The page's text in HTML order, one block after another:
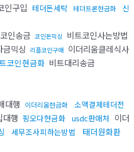
인구입 테더돈세탁 테더트론현금화
신
인송금 코인돈믹싱 비트코인사는방법
금믹싱 리플코인구매 이더리움클레식사
코인현금화 비트대리송금
대행 이더리움현금화
소액결제테더전
대행 핑오다현금화 usdc판매처 이더
세무조사피하는방법
태더원화환